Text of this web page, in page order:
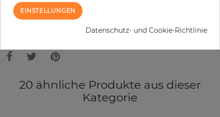
Bitte bedenken Sie, dass es aufgrund unterschiedlicher
verfälscht, werden können. Die Raumbilder zeigen ein Musterbeispiel der
20 ähnliche Produkte aus dieser
Kategorie
EINSTELLUNGEN
Datenschutz- und Cookie-Richtlinie